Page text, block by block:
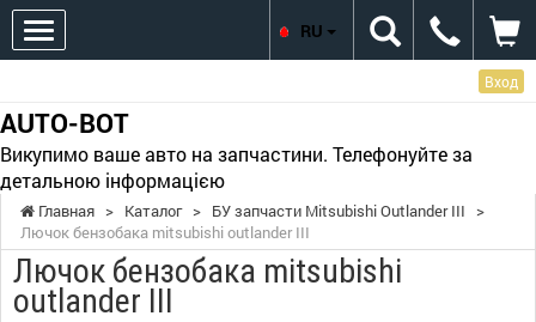
Вход
AUTO-BOT
Викупимо ваше авто на запчастини. Телефонуйте за
детальною інформацією
RU
Главная > Каталог > БУ запчасти Mitsubishi Outlander III
>
Лючок бензобака mitsubishi outlander III
Лючок бензобака mitsubishi
outlander III